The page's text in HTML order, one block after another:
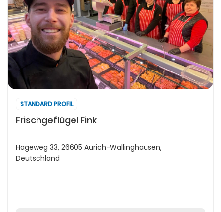
STANDARD PROFIL
Frischgeflügel Fink
Hageweg 33, 26605 Aurich-Wallinghausen,
Deutschland